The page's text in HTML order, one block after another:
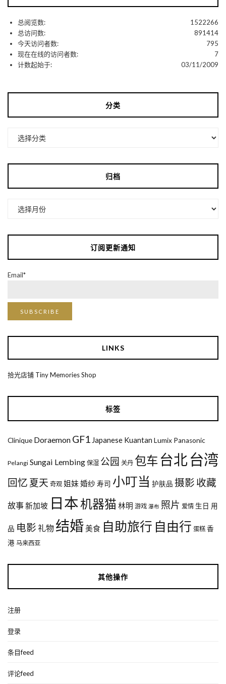
1522266
总阅览数:
891414
总访问数:
795
今天访问者数:
7
现在在线的访问者数:
03/11/2009
计数起始于:
分类
归档
订阅更新通知
Email*
LINKS
拾光店铺 Tiny Memories Shop
标签
Clinique Doraemon GF1 Japanese Kuantan Lumix Panasonic
Pelangi Sungai Lembing 保湿 公园 关丹 包车 台北 台湾
回忆 夏天 奇观 姐妹婚纱 寿司 小叮当 护肤品 摄影 收藏
故事新加坡 日本机器猫 林明 游戏 瀑布 照片 爱情 生日 用
品 电影 礼物 结婚美食 自助旅行 自由行 蛋糕 香
港 马来西亚
其他操作
注册
登录
条目feed
评论feed